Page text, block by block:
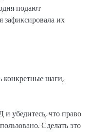
подают
зафиксировала их
конкретные шаги,
и убедитесь, что право
Сделать это